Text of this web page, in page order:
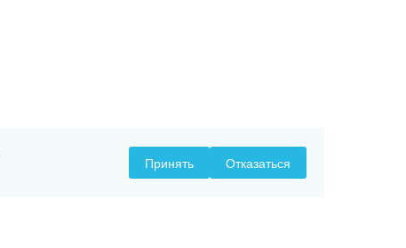
Принять Отказаться